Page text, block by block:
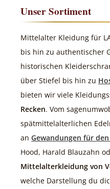
Unser Sortiment
Mittelalter Kleidung für
bis hin zu authentischer
historischen
über Stiefel bis hin zu
bieten wir viele
Recken. Vom
spätmittelalterlichen
an Gewandungen für
Hood, Harald Blauzahn
Mittelalterkleidung von
welche Darstellung du